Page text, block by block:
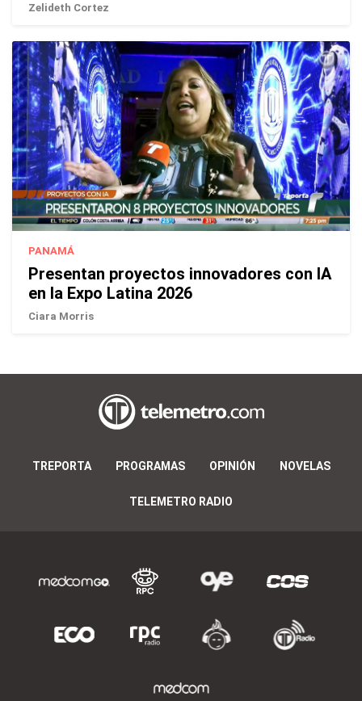
Zelideth Cortez
PANAMÁ
Presentan proyectos innovadores con IA
en la Expo Latina 2026
Ciara Morris
TREPORTA PROGRAMAS OPINIÓN NOVELAS
TELEMETRO RADIO